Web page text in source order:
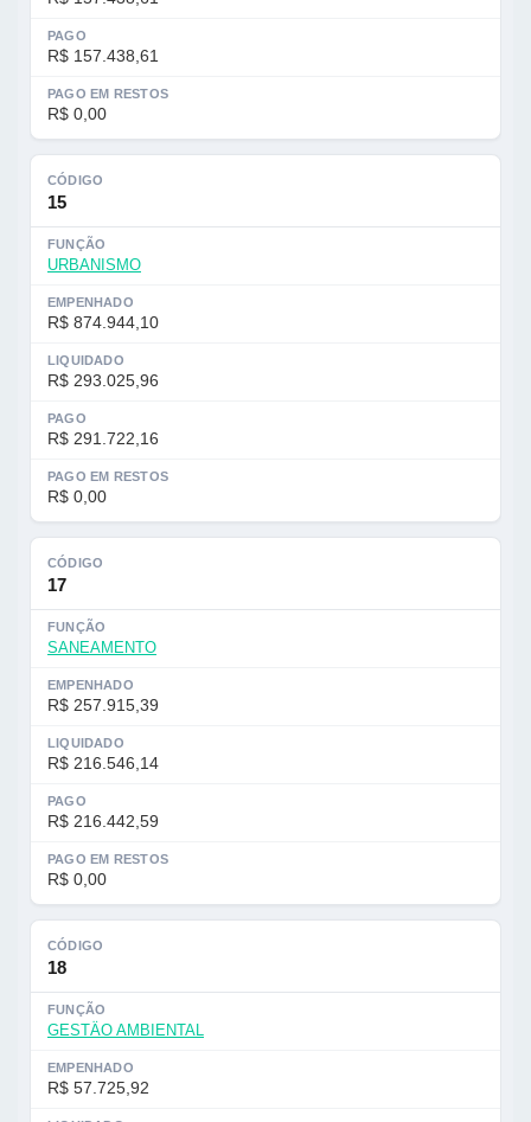
PAGO
R$ 157.438,61
PAGO EM RESTOS
R$ 0,00
CÓDIGO
15
FUNÇÃO
URBANISMO
EMPENHADO
R$ 874.944,10
LIQUIDADO
R$ 293.025,96
PAGO
R$ 291.722,16
PAGO EM RESTOS
R$ 0,00
CÓDIGO
17
FUNÇÃO
SANEAMENTO
EMPENHADO
R$ 257.915,39
LIQUIDADO
R$ 216.546,14
PAGO
R$ 216.442,59
PAGO EM RESTOS
R$ 0,00
CÓDIGO
18
FUNÇÃO
GESTÄO AMBIENTAL
EMPENHADO
R$ 57.725,92